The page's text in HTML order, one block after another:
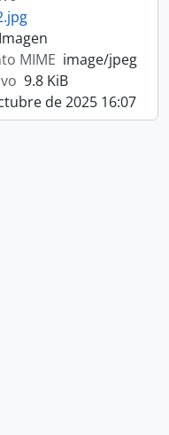
Imagen
MIME image/jpeg
9.8 KiB
de 2025 16:07